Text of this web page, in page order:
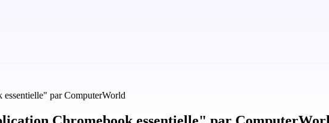
par ComputerWorld